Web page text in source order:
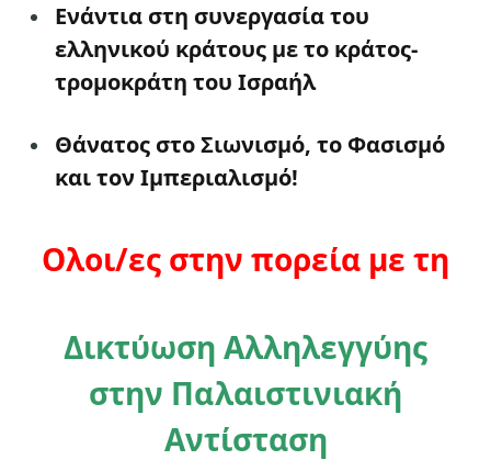
Ενάντια στη συνεργασία του
ελληνικού κράτους με το κράτος-
τρομοκράτη του Ισραήλ
Θάνατος στο Σιωνισμό, το Φασισμό
και τον Ιμπεριαλισμό!
Ολοι/ες στην πορεία με τη
Δικτύωση Αλληλεγγύης
στην Παλαιστινιακή
Αντίσταση